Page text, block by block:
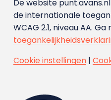
De website
de internationale
WCAG 2.1, niveau AA.
Cookie instellingen|